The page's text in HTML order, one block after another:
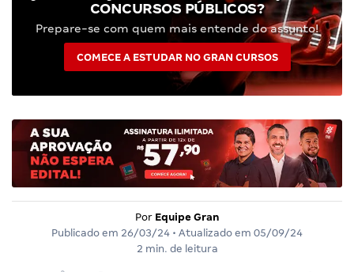
CONCURSOS PÚBLICOS?
Prepare-se com quem mais entende do assunto!
COMECE A ESTUDAR NO GRAN CURSOS
Por Equipe Gran
Publicado em 26/03/24 • Atualizado em 05/09/24
2 min. de leitura